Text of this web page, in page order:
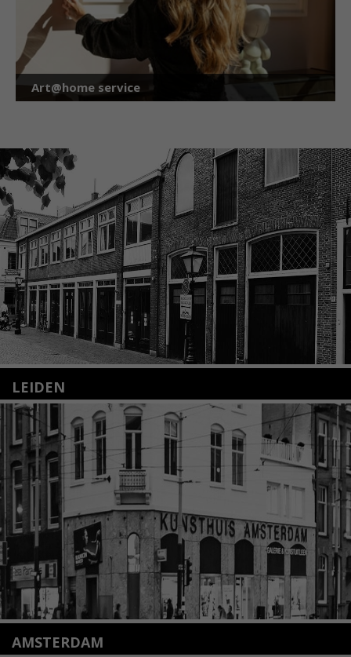
Art@home service
LEIDEN
Nieuwstraat 35
2312 KA Leiden
+31(0)71 – 52 84 480
info@kunsthuisleiden.nl
Lees meer
AMSTERDAM